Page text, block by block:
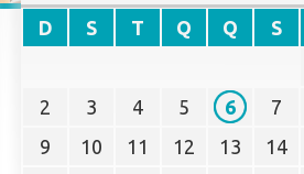
D S T Q Q S
2
3 4 5 6 7
9
10 11 12 13 14